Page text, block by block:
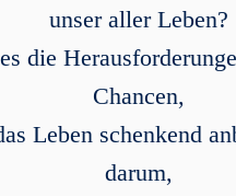
unser aller Leben?
die
Chancen,
Leben schenkend
darum,